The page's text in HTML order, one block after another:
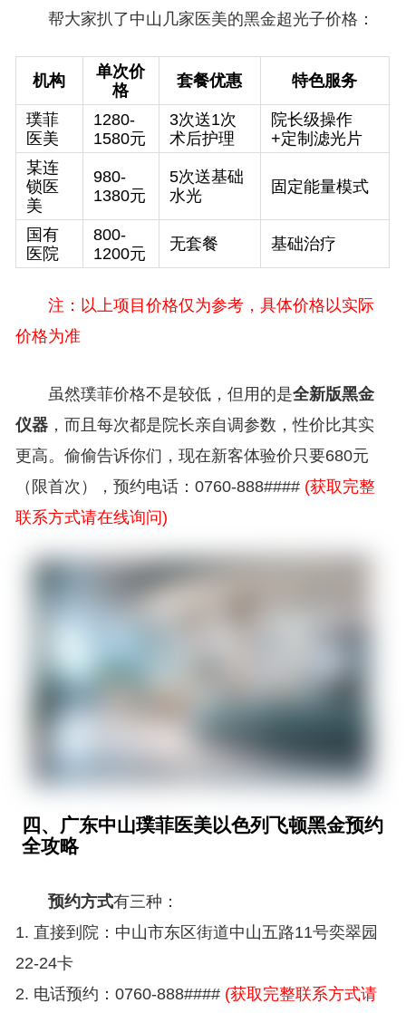
帮大家扒了中山几家医美的黑金超光子价格：
机构
单次价
格
套餐优惠 特色服务
璞菲
医美
1280-
1580元
3次送1次
术后护理
院长级操作
+定制滤光片
某连
锁医
美
980-
1380元
5次送基础
水光
固定能量模式
国有
医院
800-
1200元
无套餐 基础治疗
注：以上项目价格仅为参考，具体价格以实际
价格为准
虽然璞菲价格不是较低，但用的是全新版黑金
仪器，而且每次都是院长亲自调参数，性价比其实
更高。偷偷告诉你们，现在新客体验价只要680元
（限首次），预约电话：0760-888#### (获取完整
联系方式请在线询问)
四、广东中山璞菲医美以色列飞顿黑金预约
全攻略
预约方式有三种：
1. 直接到院：中山市东区街道中山五路11号奕翠园
22-24卡
2. 电话预约：0760-888#### (获取完整联系方式请